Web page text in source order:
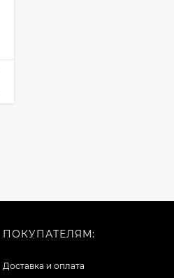
ПОКУПАТЕЛЯМ:
Доставка и оплата